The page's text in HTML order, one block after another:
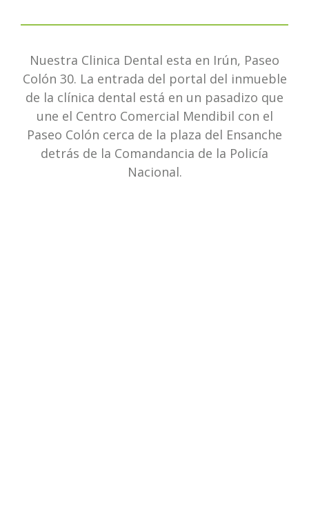
Nuestra Clinica Dental esta en Irún, Paseo
Colón 30. La entrada del portal del inmueble
de la clínica dental está en un pasadizo que
une el Centro Comercial Mendibil con el
Paseo Colón cerca de la plaza del Ensanche
detrás de la Comandancia de la Policía
Nacional.